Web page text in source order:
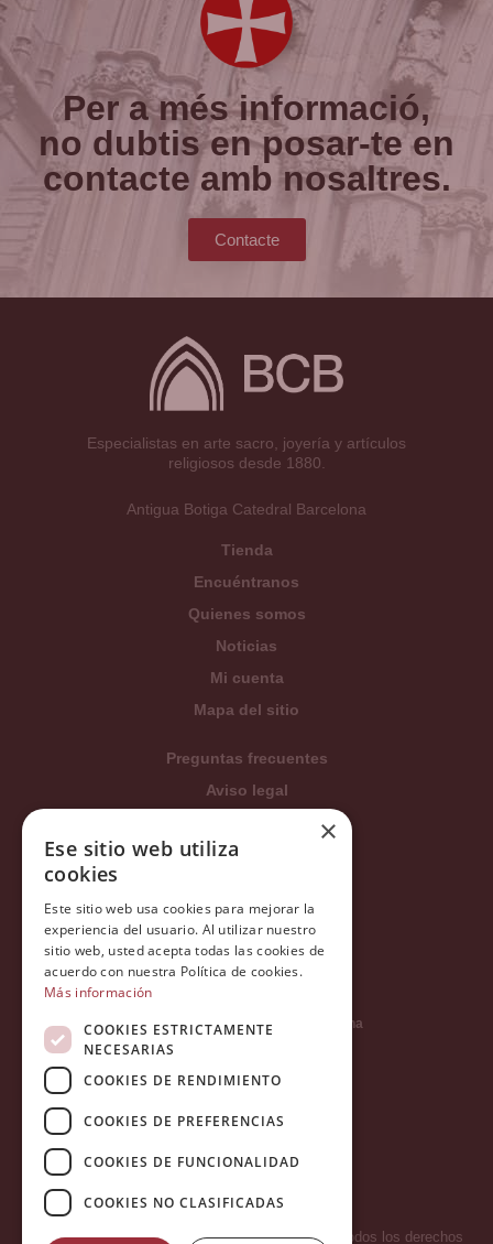
Per a més informació,
no dubtis en posar-te en
contacte amb nosaltres.
Contacte
Especialistas en arte sacro, joyería y artículos
religiosos desde 1880.
Antigua Botiga Catedral Barcelona
Tienda
Encuéntranos
Quienes somos
Noticias
Mi cuenta
Mapa del sitio
Preguntas frecuentes
Aviso legal
Condiciones generales
Política de privacidad
Política Integrada
Tratamiento de datos
Carrer del Duc, 12 - 08002 Barcelona
Copyright 2026 © LA HORMIGA DE ORO S.L. - Todos los derechos
×
Ese sitio web utiliza
cookies
Este sitio web usa cookies para mejorar la
experiencia del usuario. Al utilizar nuestro
sitio web, usted acepta todas las cookies de
acuerdo con nuestra Política de cookies.
Más información
COOKIES ESTRICTAMENTE
NECESARIAS
COOKIES DE RENDIMIENTO
COOKIES DE PREFERENCIAS
COOKIES DE FUNCIONALIDAD
COOKIES NO CLASIFICADAS